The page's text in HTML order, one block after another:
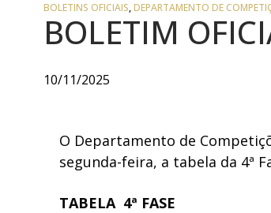
BOLETINS OFICIAIS,DEPARTAMENTO DE
BOLETIM
10/11/2025
O Departamento de
segunda-feira, a tabela da 4ª
TABELA 4ª FASE